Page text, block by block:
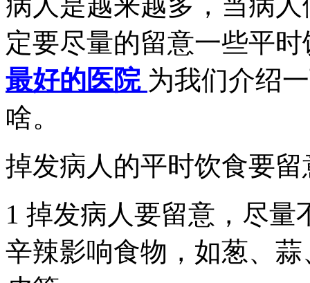
定要尽量的留意一些平
最好的医院 为我们介绍
啥。
掉发病人的平时饮食要留
1 掉发病人要留意，尽
辛辣影响食物，如葱、